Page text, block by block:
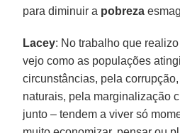
para diminuir a pobreza
Lacey: No trabalho que
vejo como as populações
circunstâncias, pela
naturais, pela marginalização
junto – tendem a viver só